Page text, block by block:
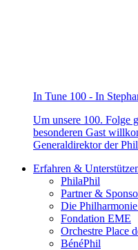
In Tune 100 - In
Um unsere 100. Folge
besonderen Gast
Generaldirektor der
Erfahren &
PhilaPhil
Partner &
Die
Fondation EME
Orchestre Place
BénéPhil